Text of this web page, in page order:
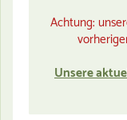
Achtung:
Unsere